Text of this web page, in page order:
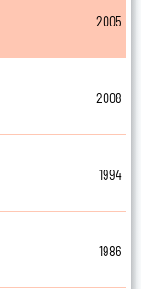
2005
2008
1994
1986